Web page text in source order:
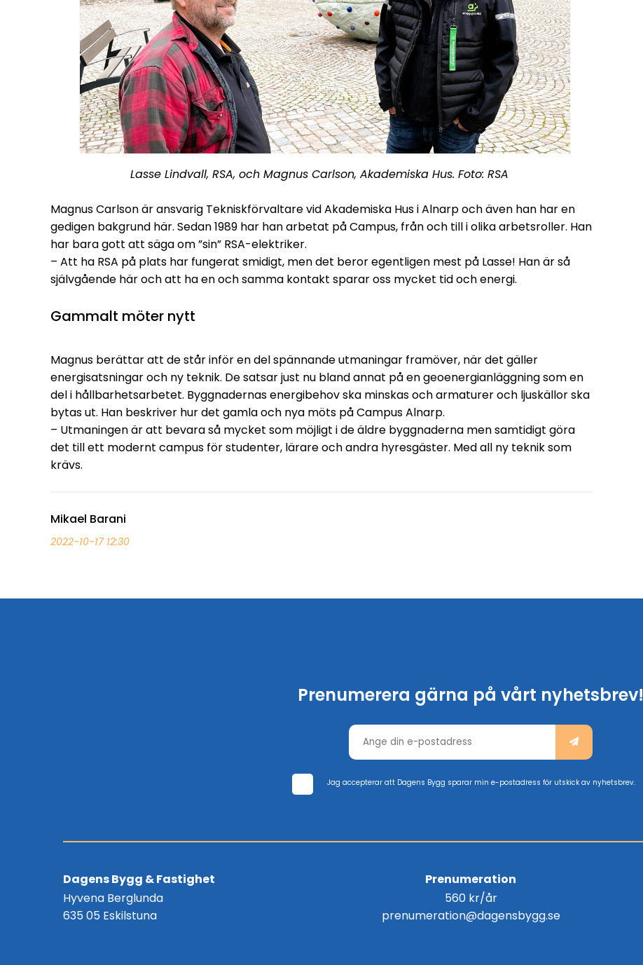
Lasse Lindvall, RSA, och Magnus Carlson, Akademiska Hus. Foto: RSA
Magnus Carlson är ansvarig Tekniskförvaltare vid Akademiska Hus i Alnarp och även han har en
gedigen bakgrund här. Sedan 1989 har han arbetat på Campus, från och till i olika arbetsroller. Han
har bara gott att säga om ”sin” RSA-elektriker.
– Att ha RSA på plats har fungerat smidigt, men det beror egentligen mest på Lasse! Han är så
självgående här och att ha en och samma kontakt sparar oss mycket tid och energi.
Gammalt möter nytt
Magnus berättar att de står inför en del spännande utmaningar framöver, när det gäller
energisatsningar och ny teknik. De satsar just nu bland annat på en geoenergianläggning som en
del i hållbarhetsarbetet. Byggnadernas energibehov ska minskas och armaturer och ljuskällor ska
bytas ut. Han beskriver hur det gamla och nya möts på Campus Alnarp.
– Utmaningen är att bevara så mycket som möjligt i de äldre byggnaderna men samtidigt göra
det till ett modernt campus för studenter, lärare och andra hyresgäster. Med all ny teknik som
krävs.
Mikael Barani
2022-10-17 12:30
Prenumerera gärna på vårt nyhetsbrev!
Jag accepterar att Dagens Bygg sparar min e-postadress för utskick av nyhetsbrev.
Dagens Bygg & Fastighet
Hyvena Berglunda
635 05 Eskilstuna
Prenumeration
560 kr/år
prenumeration@dagensbygg.se